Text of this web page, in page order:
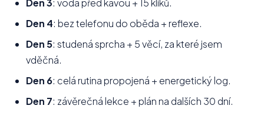
Den 3: voda před kávou + 15 kliků.
Den 4: bez telefonu do oběda + reflexe.
Den 5: studená sprcha + 5 věcí, za které jsem
vděčná.
Den 6: celá rutina propojená + energetický log.
Den 7: závěrečná lekce + plán na dalších 30 dní.